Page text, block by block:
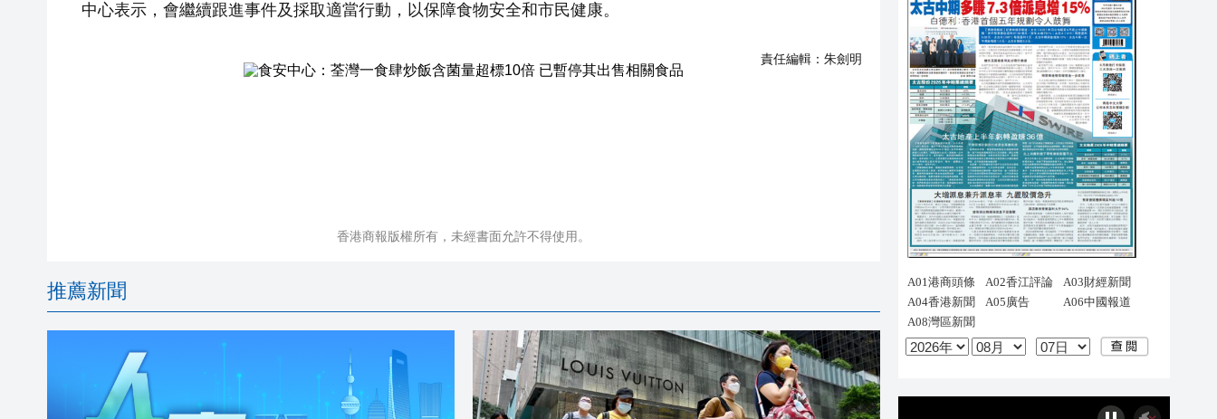
中心表示，會繼續跟進事件及採取適當行動，以保障食物安全和市民健康。
責任編輯： 朱劍明
香港商報版權所有，未經書面允許不得使用。
推薦新聞